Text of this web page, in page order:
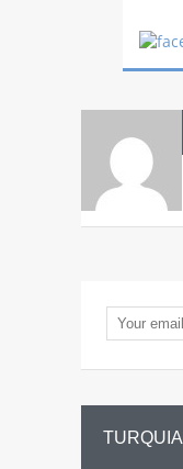
TURQUIA